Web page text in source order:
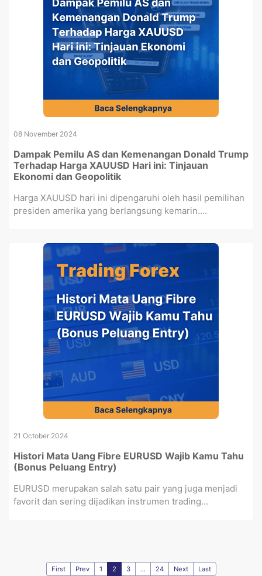
08 November 2024
Dampak Pemilu AS dan Kemenangan Donald Trump
Terhadap Harga XAUUSD Hari ini: Tinjauan
Ekonomi dan Geopolitik
Harga XAUUSD hari ini dipengaruhi oleh hasil pemilihan
presiden amerika yang berlangsung kemarin....
21 October 2024
Histori Mata Uang Fibre EURUSD Wajib Kamu Tahu
(Bonus Peluang Entry)
EURUSD merupakan salah satu pair yang juga menjadi
favorit dan sering dijadikan instrumen trading...
First Prev 1 2 3 ... 24 Next Last